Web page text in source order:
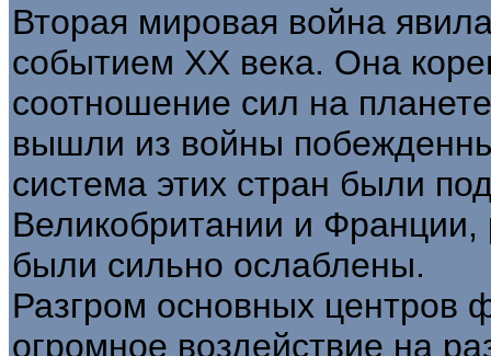
Вторая мировая война
событием XX века. Она
соотношение сил на
вышли из войны
система этих стран были
Великобритании и
были сильно ослаблены.
Разгром основных центров
огромное воздействие на